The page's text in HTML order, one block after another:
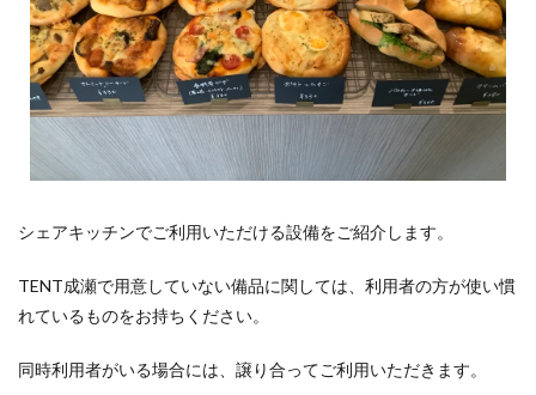
シェアキッチンでご利用いただける設備をご紹介します。
TENT成瀬で用意していない備品に関しては、利用者の方が使い慣
れているものをお持ちください。
同時利用者がいる場合には、譲り合ってご利用いただきます。